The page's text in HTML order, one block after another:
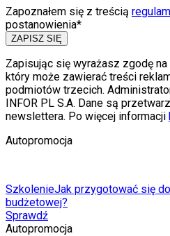
Zapoznałem się z treścią
postanowienia*
ZAPISZ SIĘ
Zapisując się wyrażasz zgodę
który może zawierać treści
podmiotów trzecich.
INFOR PL S.A. Dane są
newslettera. Po więcej informacji
Autopromocja
SzkolenieJak przygotować się
budżetowej?
Sprawdź
Autopromocja